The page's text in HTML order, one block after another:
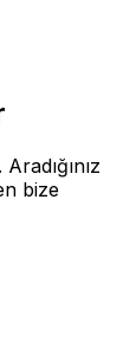
bize